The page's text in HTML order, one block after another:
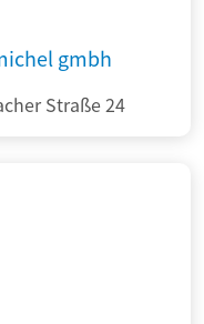
gmbh
Straße 24